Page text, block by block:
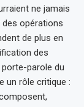
ne jamais
des opérations
de plus en
des
parole du
un rôle critique :